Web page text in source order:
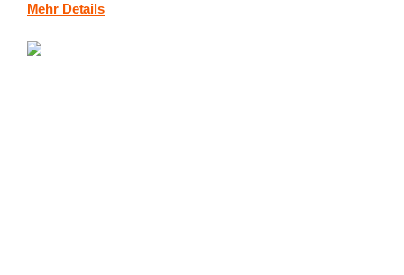
Mehr Details